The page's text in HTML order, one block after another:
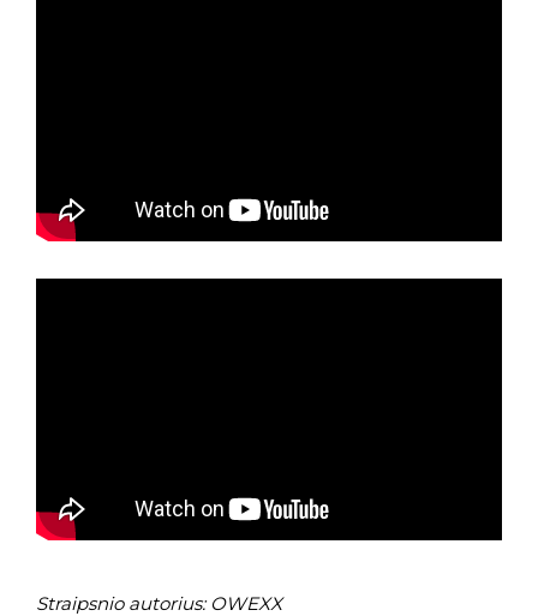
Straipsnio autorius: OWEXX